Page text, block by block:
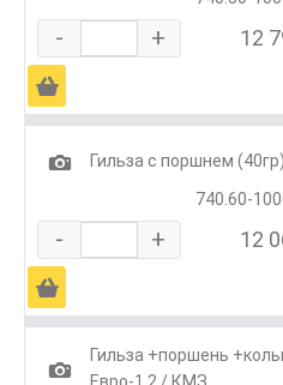
- + 12
Ä
1
Гильза с поршнем
740.60-
- + 12
Ä
1
Гильза +поршень